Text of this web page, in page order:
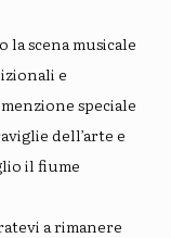
la scena musicale
e
speciale
dell’arte e
il fiume
a rimanere